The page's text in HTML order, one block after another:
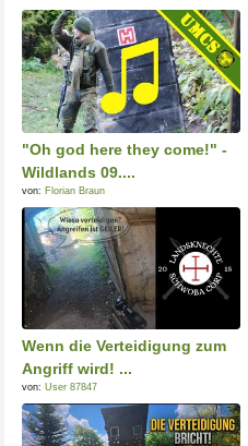
"Oh god here they come!" -
Wildlands 09....
von: Florian Braun
Wenn die Verteidigung zum
Angriff wird! ...
von: User 87847